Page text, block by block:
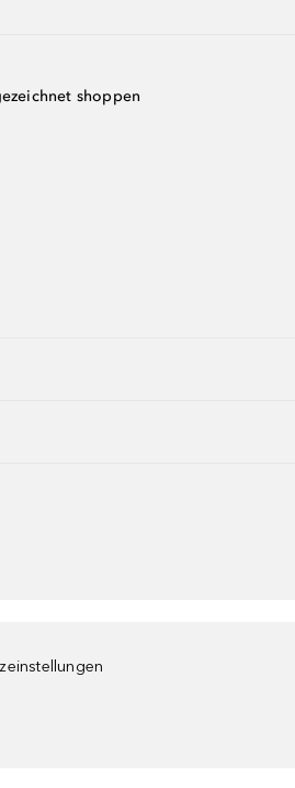
shoppen